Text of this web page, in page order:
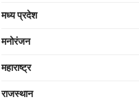
मध्य प्रदेश
मनोरंजन
महाराष्ट्र
राजस्थान